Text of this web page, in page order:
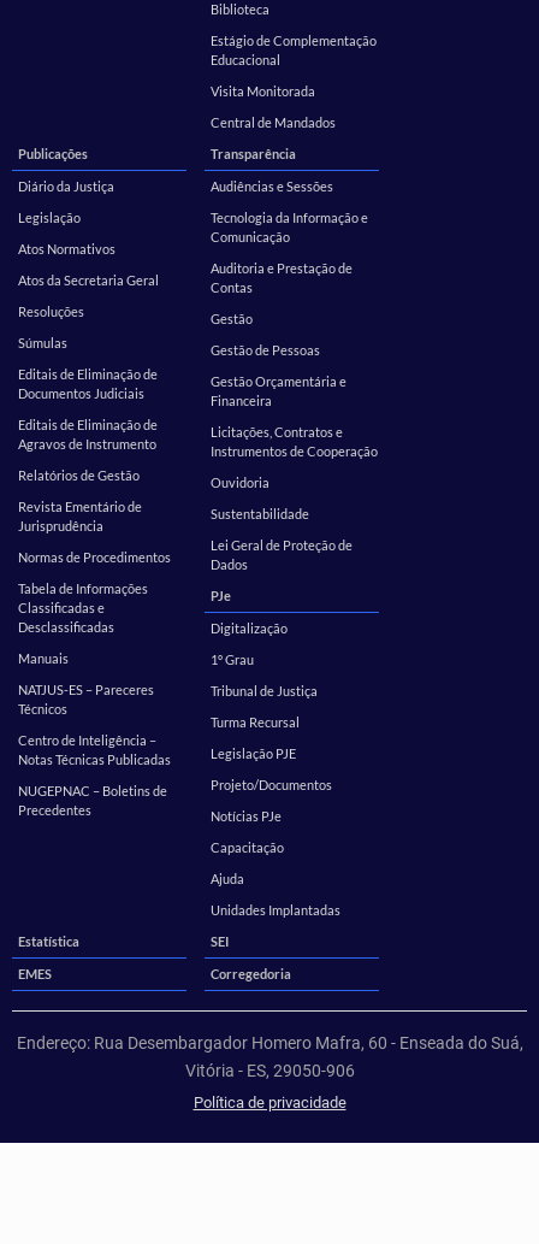
Biblioteca
Estágio de Complementação
Educacional
Visita Monitorada
Central de Mandados
Publicações
Diário da Justiça
Legislação
Atos Normativos
Atos da Secretaria Geral
Resoluções
Súmulas
Editais de Eliminação de
Documentos Judiciais
Editais de Eliminação de
Agravos de Instrumento
Relatórios de Gestão
Revista Ementário de
Jurisprudência
Normas de Procedimentos
Tabela de Informações
Classificadas e
Desclassificadas
Manuais
NATJUS-ES – Pareceres
Técnicos
Centro de Inteligência –
Notas Técnicas Publicadas
NUGEPNAC – Boletins de
Precedentes
Transparência
Audiências e Sessões
Tecnologia da Informação e
Comunicação
Auditoria e Prestação de
Contas
Gestão
Gestão de Pessoas
Gestão Orçamentária e
Financeira
Licitações, Contratos e
Instrumentos de Cooperação
Ouvidoria
Sustentabilidade
Lei Geral de Proteção de
Dados
PJe
Digitalização
1º Grau
Tribunal de Justiça
Turma Recursal
Legislação PJE
Projeto/Documentos
Notícias PJe
Capacitação
Ajuda
Unidades Implantadas
Estatística
SEI
EMES Corregedoria
Endereço: Rua Desembargador Homero Mafra, 60 - Enseada do Suá,
Vitória - ES, 29050-906
Política de privacidade